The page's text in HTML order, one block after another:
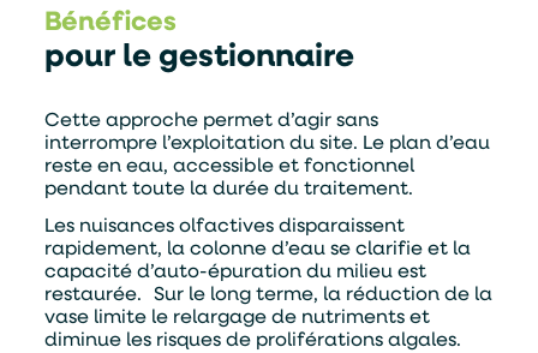
Bénéfices
pour le gestionnaire
Cette approche permet d’agir sans
interrompre l’exploitation du site. Le plan d’eau
reste en eau, accessible et fonctionnel
pendant toute la durée du traitement.
Les nuisances olfactives disparaissent
rapidement, la colonne d’eau se clarifie et la
capacité d’auto-épuration du milieu est
restaurée. Sur le long terme, la réduction de la
vase limite le relargage de nutriments et
diminue les risques de proliférations algales.